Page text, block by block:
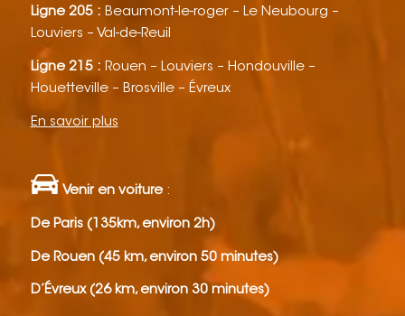
Ligne 205 : Beaumont-le-roger – Le Neubourg –
Louviers – Val-de-Reuil
Ligne 215 : Rouen – Louviers – Hondouville –
Houetteville – Brosville – Évreux
En savoir plus
Venir en voiture:
De Paris (135km, environ 2h)
De Rouen (45 km, environ 50 minutes)
D’Évreux (26 km, environ 30 minutes)